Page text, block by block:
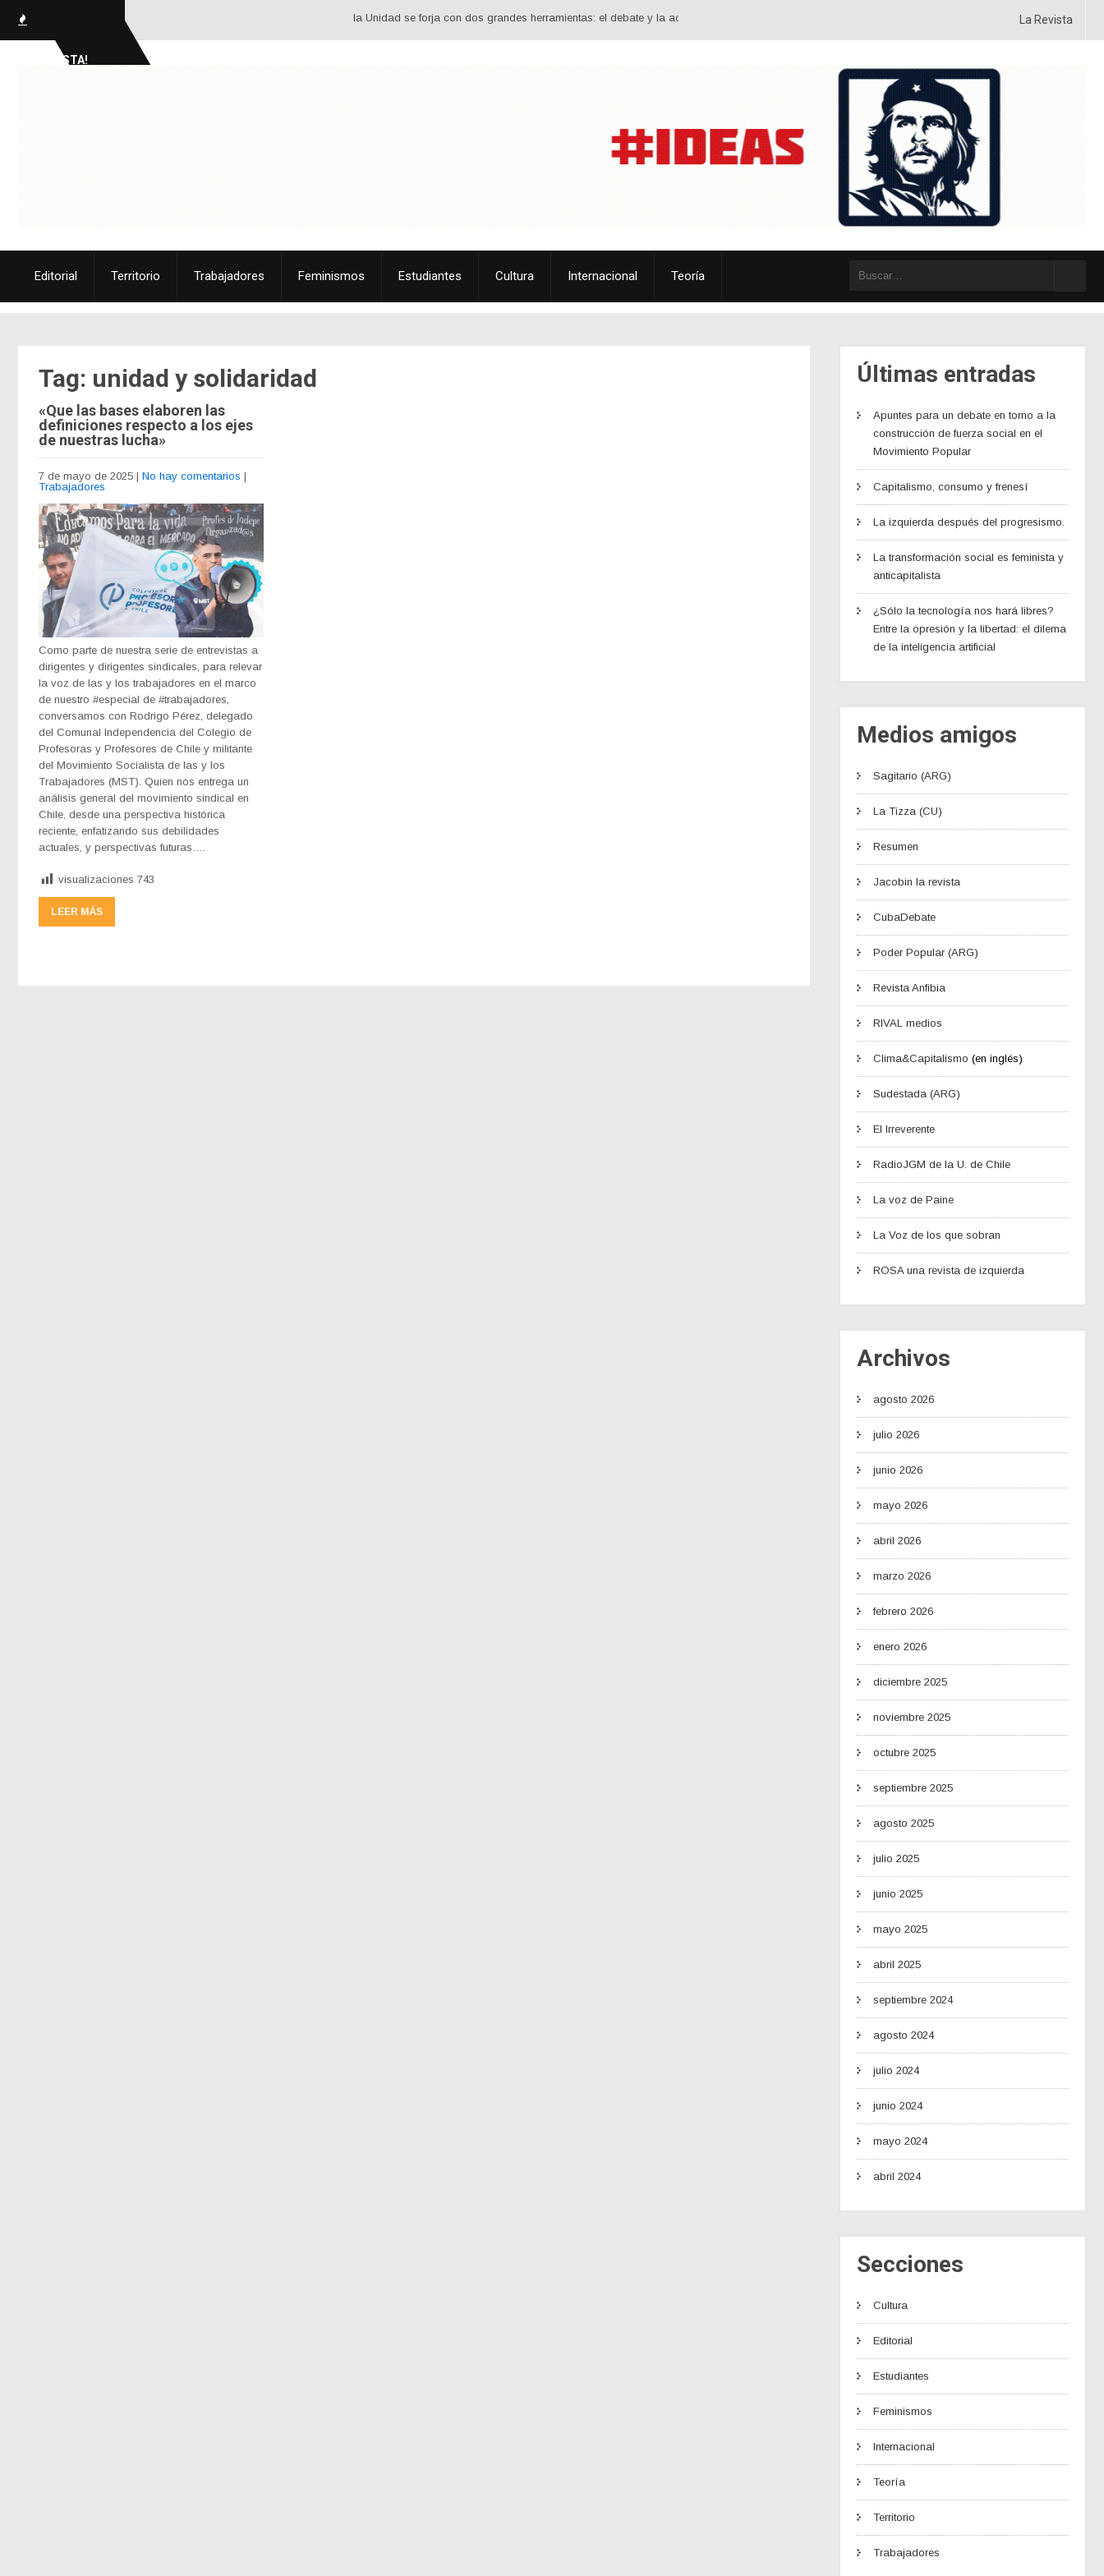
SOCIALISTA!
la Unidad se forja con dos grandes herramientas: el debate y la acción conjunta. Debatir estrategia, ideología, táctica y posiciones, con sentido crítico y
La Revista
Editorial Territorio Trabajadores Feminismos Estudiantes Cultura Internacional Teoría
Tag: unidad y solidaridad
«Que las bases elaboren las
definiciones respecto a los ejes
de nuestras lucha»
7 de mayo de 2025 | No hay comentarios |
Trabajadores
Como parte de nuestra serie de entrevistas a
dirigentes y dirigentes sindicales, para relevar
la voz de las y los trabajadores en el marco
de nuestro #especial de #trabajadores,
conversamos con Rodrigo Pérez, delegado
del Comunal Independencia del Colegio de
Profesoras y Profesores de Chile y militante
del Movimiento Socialista de las y los
Trabajadores (MST). Quien nos entrega un
análisis general del movimiento sindical en
Chile, desde una perspectiva histórica
reciente, enfatizando sus debilidades
actuales, y perspectivas futuras….
visualizaciones 743
LEER MÁS
Últimas entradas
Apuntes para un debate en torno a la
construcción de fuerza social en el
Movimiento Popular
Capitalismo, consumo y frenesí
La izquierda después del progresismo.
La transformación social es feminista y
anticapitalista
¿Sólo la tecnología nos hará libres?
Entre la opresión y la libertad: el dilema
de la inteligencia artificial
Medios amigos
Sagitario (ARG)
La Tizza (CU)
Resumen
Jacobin la revista
CubaDebate
Poder Popular (ARG)
Revista Anfibia
RIVAL medios
Clima&Capitalismo (en inglés)
Sudestada (ARG)
El Irreverente
RadioJGM de la U. de Chile
La voz de Paine
La Voz de los que sobran
ROSA una revista de izquierda
Archivos
agosto 2026
julio 2026
junio 2026
mayo 2026
abril 2026
marzo 2026
febrero 2026
enero 2026
diciembre 2025
noviembre 2025
octubre 2025
septiembre 2025
agosto 2025
julio 2025
junio 2025
mayo 2025
abril 2025
septiembre 2024
agosto 2024
julio 2024
junio 2024
mayo 2024
abril 2024
Secciones
Cultura
Editorial
Estudiantes
Feminismos
Internacional
Teoría
Territorio
Trabajadores